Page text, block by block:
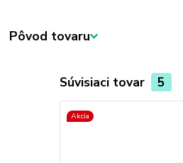
Pôvod tovaru
Súvisiaci tovar 5
Akcia